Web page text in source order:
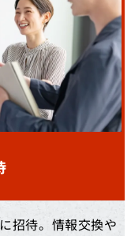
招待。情報交換や